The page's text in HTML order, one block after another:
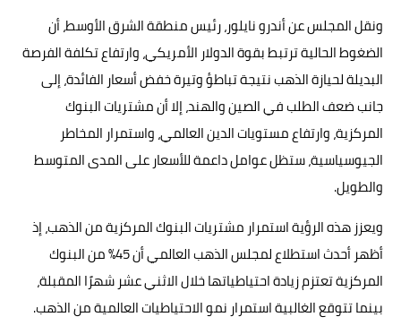
ونقل المجلس عن أندرو نايلور، رئيس منطقة الشرق الأوسط، أن
الضغوط الحالية ترتبط بقوة الدولار الأمريكي، وارتفاع تكلفة الفرصة
البديلة لحيازة الذهب نتيجة تباطؤ وتيرة خفض أسعار الفائدة، إلى
جانب ضعف الطلب في الصين والهند، إلا أن مشتريات البنوك
المركزية، وارتفاع مستويات الدين العالمي، واستمرار المخاطر
الجيوسياسية، ستظل عوامل داعمة للأسعار على المدى المتوسط
والطويل.
ويعزز هذه الرؤية استمرار مشتريات البنوك المركزية من الذهب، إذ
أظهر أحدث استطلاع لمجلس الذهب العالمي أن 45% من البنوك
المركزية تعتزم زيادة احتياطياتها خلال الاثني عشر شهرًا المقبلة،
بينما تتوقع الغالبية استمرار نمو الاحتياطيات العالمية من الذهب.